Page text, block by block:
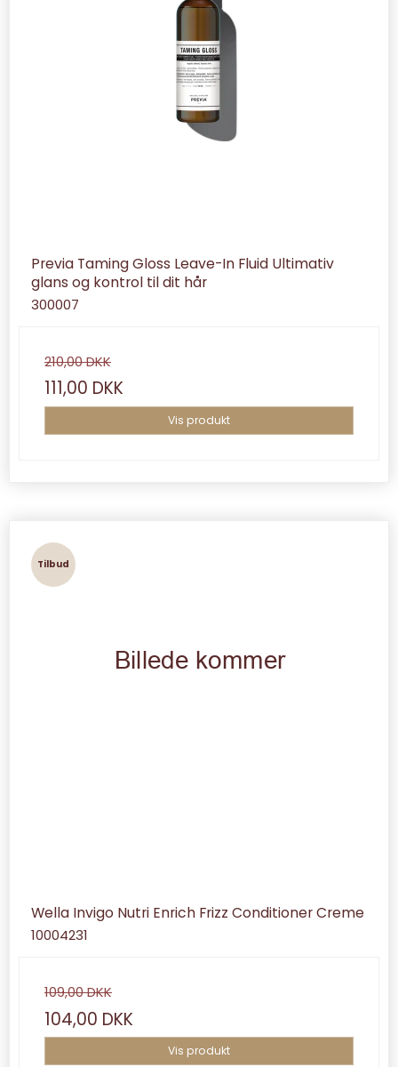
Previa Taming Gloss Leave-In Fluid Ultimativ
glans og kontrol til dit hår
300007
210,00 DKK
111,00 DKK
Vis produkt
Tilbud
Wella Invigo Nutri Enrich Frizz Conditioner Creme
10004231
109,00 DKK
104,00 DKK
Vis produkt